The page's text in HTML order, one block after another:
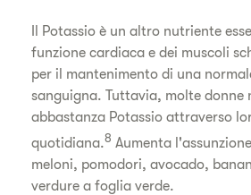
Il Potassio è un altro nutriente
funzione cardiaca e dei muscoli
per il mantenimento di una
sanguigna. Tuttavia, molte donne
abbastanza Potassio attraverso
quotidiana.8 Aumenta
meloni, pomodori, avocado,
verdure a foglia verde.